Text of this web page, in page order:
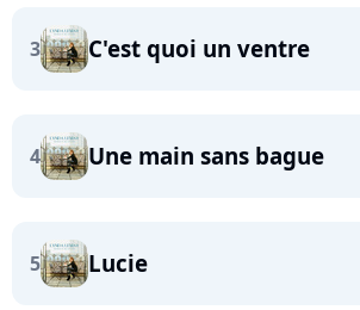
3 C'est quoi un ventre
4 Une main sans bague
5 Lucie